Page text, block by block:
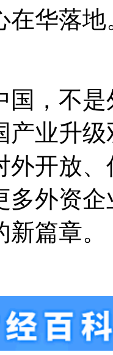
在华落地
国，不
产业升
外开放
多外资
篇章。